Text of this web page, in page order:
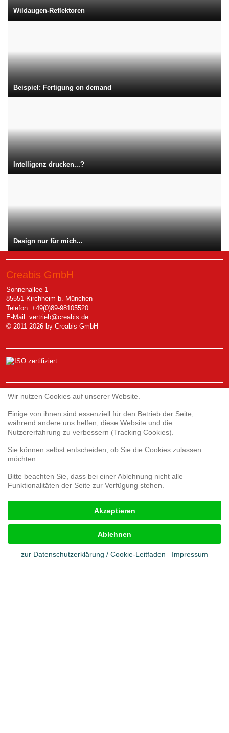
Wildaugen-Reflektoren
Beispiel: Fertigung on demand
Intelligenz drucken...?
Design nur für mich...
Creabis GmbH
Sonnenallee 1
85551 Kirchheim b. München
Telefon: +49(0)89-98105520
E-Mail: vertrieb@creabis.de
© 2011-2026 by Creabis GmbH
Service
Webshop
Umfrage 3D-Druck
Umfrage zur Kundenzufriedenheit
Reklamationsformular
Impressum
Cookies
Datenschutz
Wir nutzen Cookies auf unserer Website.
Einige von ihnen sind essenziell für den Betrieb der Seite,
während andere uns helfen, diese Website und die
Nutzererfahrung zu verbessern (Tracking Cookies).
Sie können selbst entscheiden, ob Sie die Cookies zulassen
möchten.
Bitte beachten Sie, dass bei einer Ablehnung nicht alle
Funktionalitäten der Seite zur Verfügung stehen.
Akzeptieren
Ablehnen
zur Datenschutzerklärung / Cookie-Leitfaden Impressum